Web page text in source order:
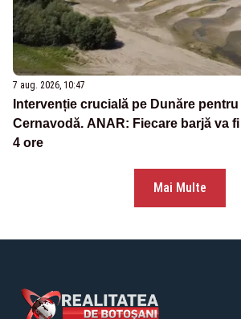
7 aug. 2026, 10:47
Intervenție crucială pe Dunăre
Cernavodă. ANAR: Fiecare barjă va
4 ore
Mai Multe